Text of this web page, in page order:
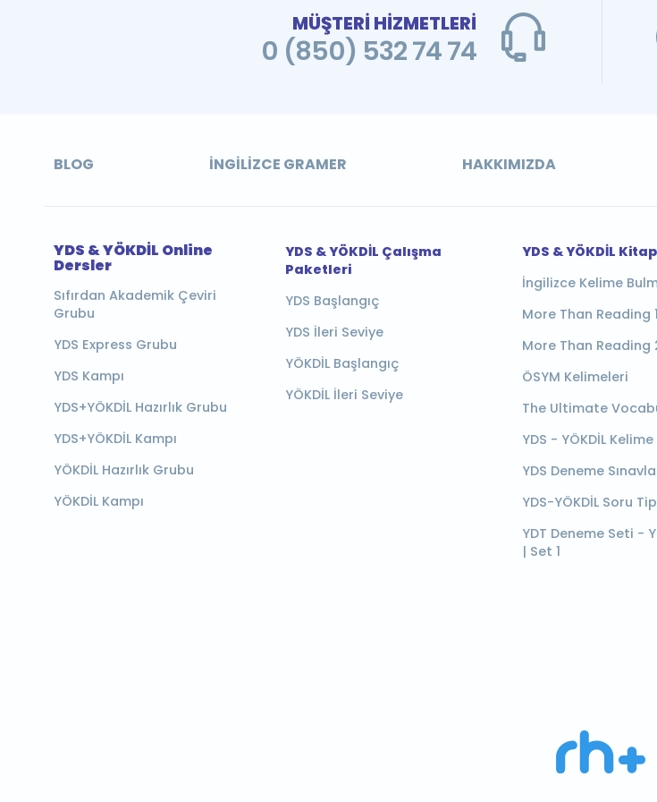
MÜŞTERİ HİZMETLERİ
0 (850) 532 74 74
BLOG İNGILIZCE GRAMER HAKKIMIZDA
YDS & YÖKDİL Online
Dersler
Sıfırdan Akademik Çeviri
Grubu
YDS Express Grubu
YDS Kampı
YDS+YÖKDİL Hazırlık Grubu
YDS+YÖKDİL Kampı
YÖKDİL Hazırlık Grubu
YÖKDİL Kampı
YDS & YÖKDİL Çalışma
Paketleri
YDS Başlangıç
YDS İleri Seviye
YÖKDİL Başlangıç
YÖKDİL İleri Seviye
YDS & YÖKDİL
İngilizce Kelime
More Than Reading 1
More Than Reading
ÖSYM Kelimeleri
The Ultimate
YDS - YÖKDİL
YDS Deneme
YDS-YÖKDİL Soru
YDT Deneme Seti -
| Set 1